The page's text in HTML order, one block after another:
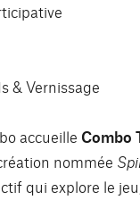
& Vernissage
accueille Combo
nommée
qui explore le